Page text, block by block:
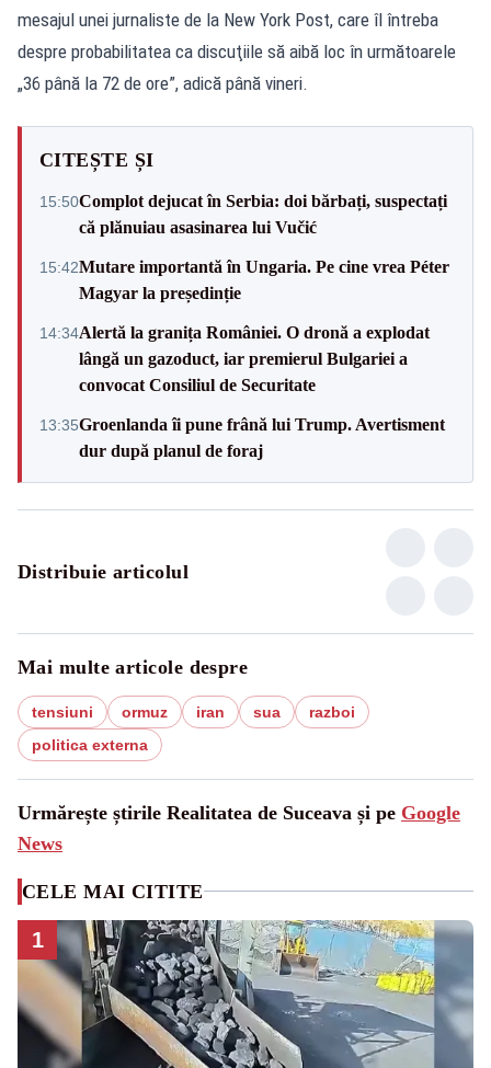
mesajul unei jurnaliste de la New York Post, care îl întreba
despre probabilitatea ca discuţiile să aibă loc în următoarele
„36 până la 72 de ore”, adică până vineri.
CITEȘTE ȘI
15:50Complot dejucat în Serbia: doi bărbați, suspectați
că plănuiau asasinarea lui Vučić
15:42Mutare importantă în Ungaria. Pe cine vrea Péter
Magyar la președinție
14:34Alertă la granița României. O dronă a explodat
lângă un gazoduct, iar premierul Bulgariei a
convocat Consiliul de Securitate
13:35Groenlanda îi pune frână lui Trump. Avertisment
dur după planul de foraj
Distribuie articolul
Mai multe articole despre
tensiuni ormuz iran sua
razboi
politica externa
Urmărește știrile Realitatea de Suceava și pe Google
News
CELE MAI CITITE
1